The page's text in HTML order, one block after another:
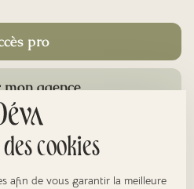
pro
agence
cookies
afin de vous garantir la meilleure